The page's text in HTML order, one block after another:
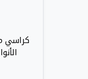
كراسي